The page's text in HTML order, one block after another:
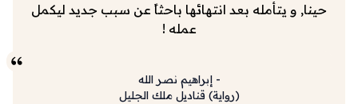
حينا, و يتأمله بعد انتهائها باحثاً عن سبب جديد ليكمل
عمله !
-إبراهيم نصر الله
(رواية) قناديل ملك الجليل